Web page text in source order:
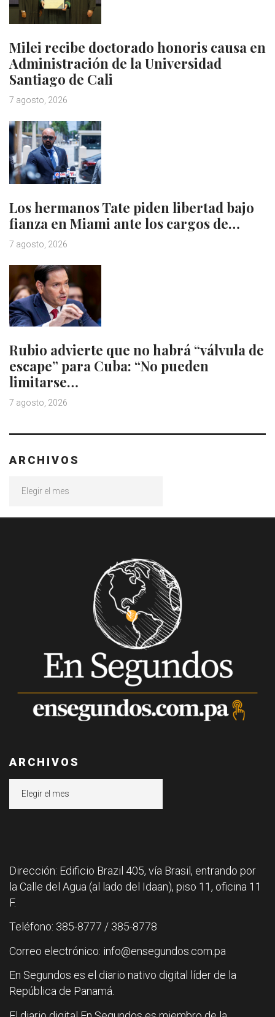
Milei recibe doctorado honoris causa en
Administración de la Universidad
Santiago de Cali
7 agosto, 2026
Los hermanos Tate piden libertad bajo
fianza en Miami ante los cargos de…
7 agosto, 2026
Rubio advierte que no habrá “válvula de
escape” para Cuba: “No pueden
limitarse…
7 agosto, 2026
ARCHIVOS
ARCHIVOS
Dirección: Edificio Brazil 405, vía Brasil, entrando por
la Calle del Agua (al lado del Idaan), piso 11, oficina 11
F.
Teléfono: 385-8777 / 385-8778
Correo electrónico: info@ensegundos.com.pa
En Segundos es el diario nativo digital líder de la
República de Panamá.